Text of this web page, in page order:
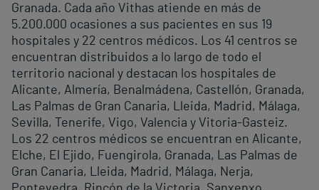
Granada. Cada año Vithas atiende en más de
5.200.000 ocasiones a sus pacientes en sus 19
hospitales y 22 centros médicos. Los 41 centros se
encuentran distribuidos a lo largo de todo el
territorio nacional y destacan los hospitales de
Alicante, Almería, Benalmádena, Castellón, Granada,
Las Palmas de Gran Canaria, Lleida, Madrid, Málaga,
Sevilla, Tenerife, Vigo, Valencia y Vitoria-Gasteiz.
Los 22 centros médicos se encuentran en Alicante,
Elche, El Ejido, Fuengirola, Granada, Las Palmas de
Gran Canaria, Lleida, Madrid, Málaga, Nerja,